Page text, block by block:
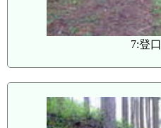
7:登口